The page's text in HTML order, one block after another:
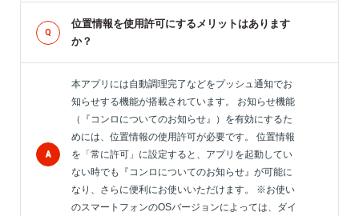
位置情報を使用許可にするメリットはあります
か？
本アプリには自動調理完了などをプッシュ通知でお
知らせする機能が搭載されています。 お知らせ機能
（『コンロについてのお知らせ』）を有効にするた
めには、位置情報の使用許可が必要です。 位置情報
を「常に許可」に設定すると、アプリを起動してい
ない時でも『コンロについてのお知らせ』が可能に
なり、さらに便利にお使いいただけます。 ※お使い
のスマートフォンのOSバージョンによっては、ダイ